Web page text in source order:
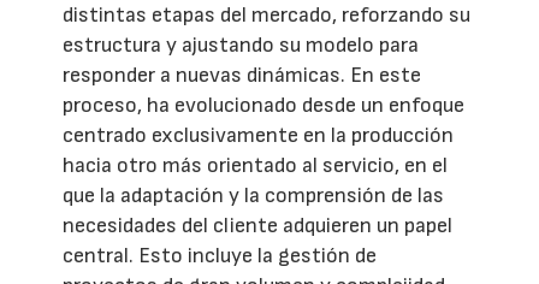
distintas etapas del mercado, reforzando su
estructura y ajustando su modelo para
responder a nuevas dinámicas. En este
proceso, ha evolucionado desde un enfoque
centrado exclusivamente en la producción
hacia otro más orientado al servicio, en el
que la adaptación y la comprensión de las
necesidades del cliente adquieren un papel
central. Esto incluye la gestión de